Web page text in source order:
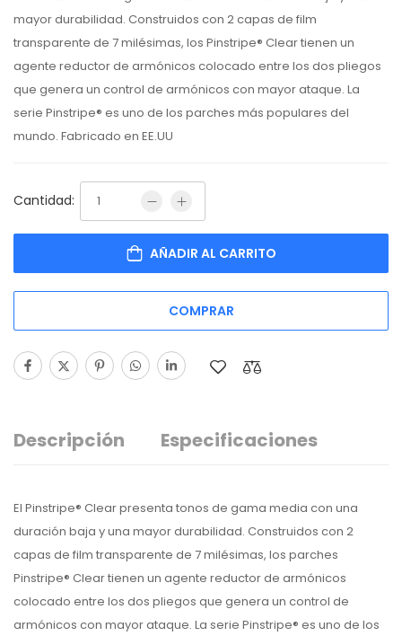
mayor durabilidad. Construidos con 2 capas de film
transparente de 7 milésimas, los Pinstripe® Clear tienen un
agente reductor de armónicos colocado entre los dos pliegos
que genera un control de armónicos con mayor ataque. La
serie Pinstripe® es uno de los parches más populares del
mundo. Fabricado en EE.UU
Cantidad:
AÑADIR AL CARRITO
COMPRAR
Descripción Especificaciones
El Pinstripe® Clear presenta tonos de gama media con una
duración baja y una mayor durabilidad. Construidos con 2
capas de film transparente de 7 milésimas, los parches
Pinstripe® Clear tienen un agente reductor de armónicos
colocado entre los dos pliegos que genera un control de
armónicos con mayor ataque. La serie Pinstripe® es uno de los